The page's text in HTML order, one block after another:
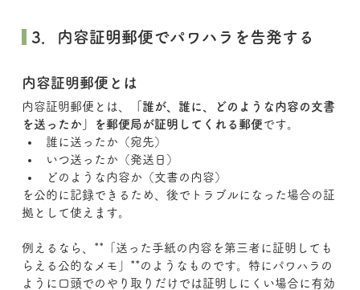
3．内容証明郵便でパワハラを告発する
内容証明郵便とは
内容証明郵便とは、
「誰が、誰に、どのような内容の文書
を送ったか」を郵便局が証明してくれる郵便 です。
誰に送ったか（宛先）
いつ送ったか（発送日）
どのような内容か（文書の内容）
を公的に記録できるため、後でトラブルになった場合の証
拠として使えます。
例えるなら、**「送った手紙の内容を第三者に証明しても
らえる公的なメモ」**のようなものです。特にパワハラの
ように口頭でのやり取りだけでは証明しにくい場合に有効